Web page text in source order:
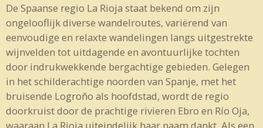
De Spaanse regio La Rioja staat bekend om zijn
ongelooflijk diverse wandelroutes, variërend van
eenvoudige en relaxte wandelingen langs uitgestrekte
wijnvelden tot uitdagende en avontuurlijke tochten
door indrukwekkende bergachtige gebieden. Gelegen
in het schilderachtige noorden van Spanje, met het
bruisende Logroño als hoofdstad, wordt de regio
doorkruist door de prachtige rivieren Ebro en Río Oja,
waaraan La Rioja uiteindelijk haar naam dankt. Als een